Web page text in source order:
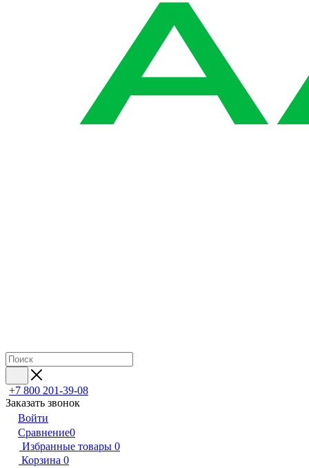
+7 800 201-39-08
Заказать звонок
Войти
Сравнение0
Избранные товары 0
Корзина 0